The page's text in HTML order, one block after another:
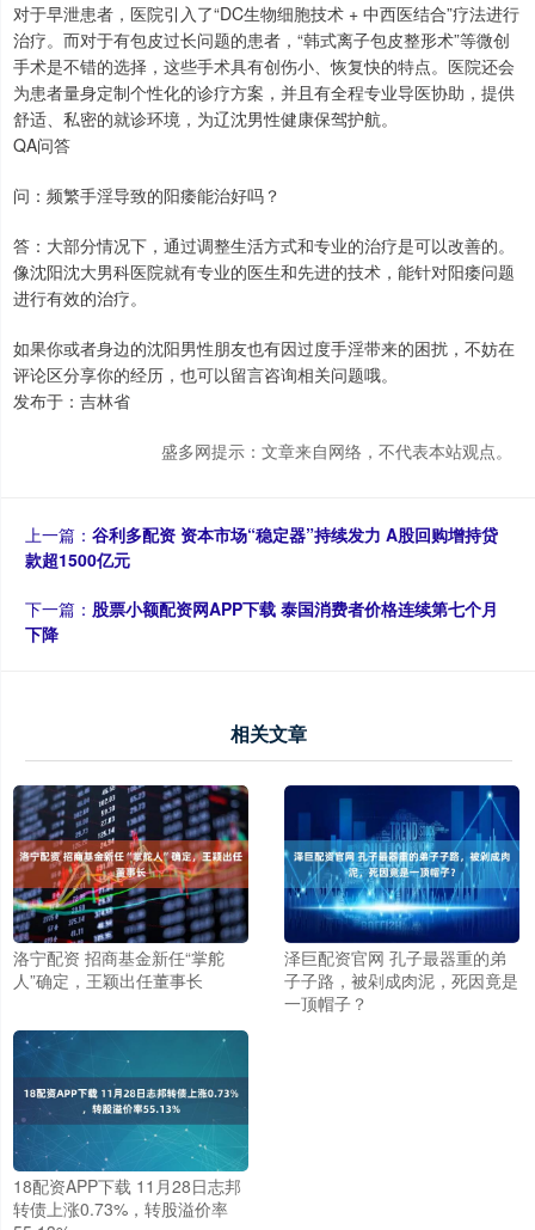
对于早泄患者，医院引入了“DC生物细胞技术 + 中西医结合”疗法进行
治疗。而对于有包皮过长问题的患者，“韩式离子包皮整形术”等微创
手术是不错的选择，这些手术具有创伤小、恢复快的特点。医院还会
为患者量身定制个性化的诊疗方案，并且有全程专业导医协助，提供
舒适、私密的就诊环境，为辽沈男性健康保驾护航。
QA问答
问：频繁手淫导致的阳痿能治好吗？
答：大部分情况下，通过调整生活方式和专业的治疗是可以改善的。
像沈阳沈大男科医院就有专业的医生和先进的技术，能针对阳痿问题
进行有效的治疗。
如果你或者身边的沈阳男性朋友也有因过度手淫带来的困扰，不妨在
评论区分享你的经历，也可以留言咨询相关问题哦。
发布于：吉林省
盛多网提示：文章来自网络，不代表本站观点。
上一篇： 谷利多配资 资本市场“稳定器”持续发力 A股回购增持贷
款超1500亿元
下一篇： 股票小额配资网APP下载 泰国消费者价格连续第七个月
下降
相关文章
洛宁配资 招商基金新任“掌舵
人”确定，王颖出任董事长
泽巨配资官网 孔子最器重的弟
子子路，被剁成肉泥，死因竟是
一顶帽子？
18配资APP下载 11月28日志邦
转债上涨0.73%，转股溢价率